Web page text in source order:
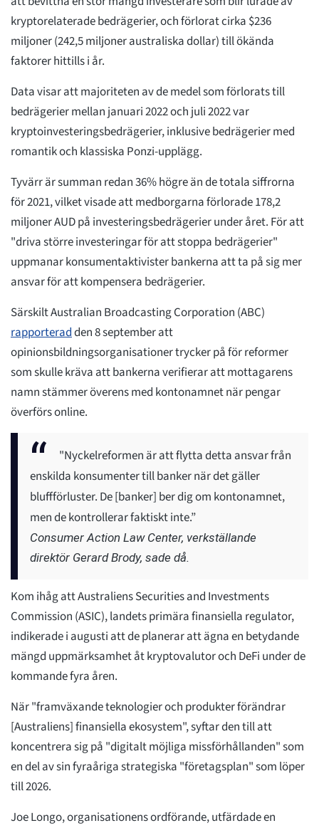
kryptorelaterade bedrägerier, och förlorat cirka $236
miljoner (242,5 miljoner australiska dollar) till ökända
faktorer hittills i år.
Data visar att majoriteten av de medel som förlorats till
bedrägerier mellan januari 2022 och juli 2022 var
kryptoinvesteringsbedrägerier, inklusive bedrägerier med
romantik och klassiska Ponzi-upplägg.
Tyvärr är summan redan 36% högre än de totala siffrorna
för 2021, vilket visade att medborgarna förlorade 178,2
miljoner AUD på investeringsbedrägerier under året. För att
"driva större investeringar för att stoppa bedrägerier"
uppmanar konsumentaktivister bankerna att ta på sig mer
ansvar för att kompensera bedrägerier.
Särskilt Australian Broadcasting Corporation (ABC)
rapporteradden 8 september att
opinionsbildningsorganisationer trycker på för reformer
som skulle kräva att bankerna verifierar att mottagarens
namn stämmer överens med kontonamnet när pengar
överförs online.
"Nyckelreformen är att flytta detta ansvar från
enskilda konsumenter till banker när det gäller
bluffförluster. De [banker] ber dig om kontonamnet,
men de kontrollerar faktiskt inte.”
Consumer Action Law Center, verkställande
direktör Gerard Brody, sade då.
Kom ihåg att Australiens Securities and Investments
Commission (ASIC), landets primära finansiella regulator,
indikerade i augusti att de planerar att ägna en betydande
mängd uppmärksamhet åt kryptovalutor och DeFi under de
kommande fyra åren.
När "framväxande teknologier och produkter förändrar
[Australiens] finansiella ekosystem", syftar den till att
koncentrera sig på "digitalt möjliga missförhållanden" som
en del av sin fyraåriga strategiska "företagsplan" som löper
till 2026.
Joe Longo, organisationens ordförande, utfärdade en